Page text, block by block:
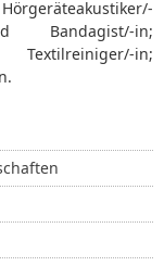
Bandagist/-in;
in;